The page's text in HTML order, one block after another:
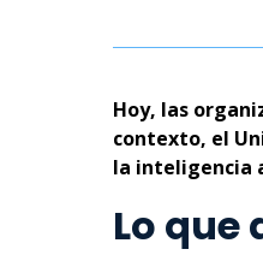
Hoy, las
contexto, el
la inteligencia
Lo que